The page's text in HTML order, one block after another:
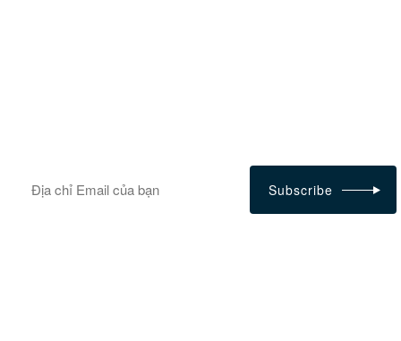
Subscribe